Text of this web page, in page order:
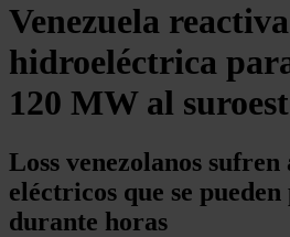
Venezuela
hidroeléctrica
120 MW al
Loss venezolanos
eléctricos que se
durante horas